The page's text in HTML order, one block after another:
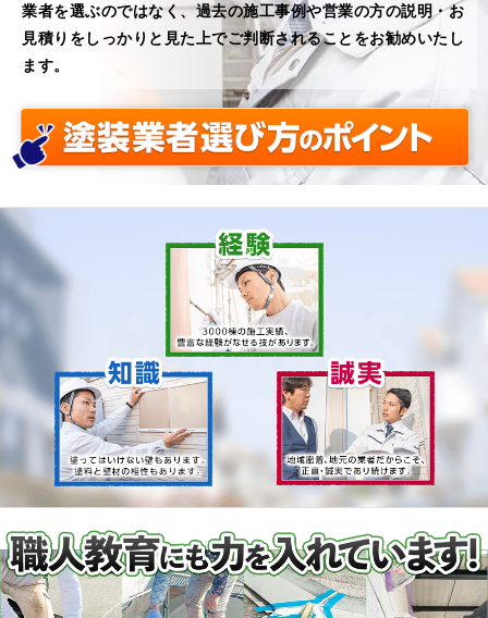
業者を選ぶのではなく、過去の施工事例や営業の方の説明・お
見積りをしっかりと見た上でご判断されることをお勧めいたし
ます。